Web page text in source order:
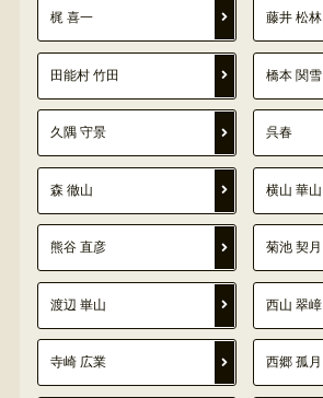
梶 喜一 藤井 松林
田能村 竹田 橋本 関雪
久隅 守景 呉春
森 徹山 横山 華山
熊谷 直彦 菊池 契月
渡辺 崋山 西山 翠嶂
寺崎 広業 西郷 孤月